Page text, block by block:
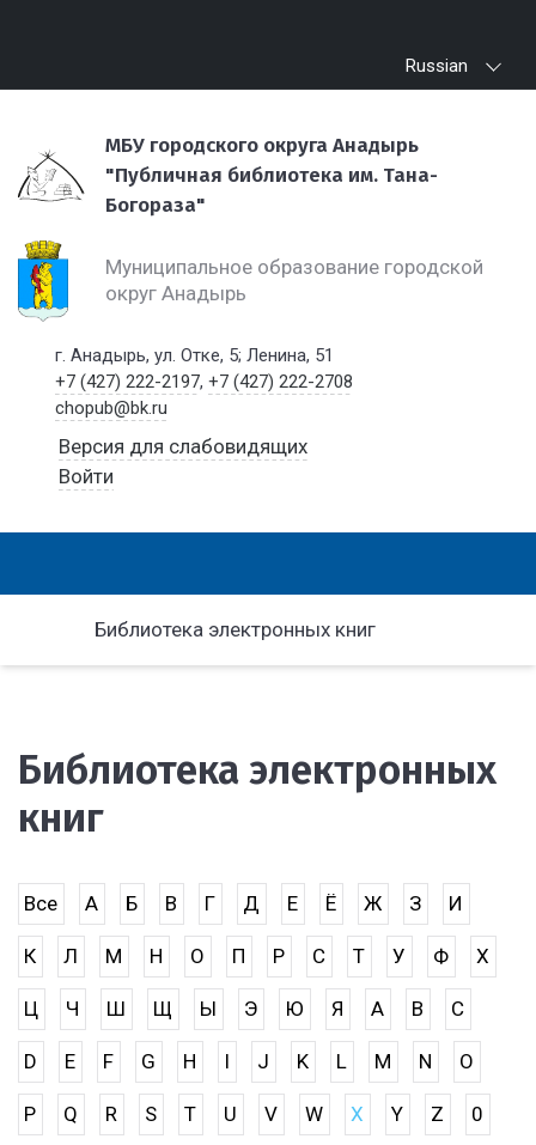
Russian
МБУ городского округа Анадырь
"Публичная библиотека им. Тана-
Богораза"
Муниципальное образование городской
округ Анадырь
г. Анадырь, ул. Отке, 5; Ленина, 51
+7 (427) 222-2197,+7 (427) 222-2708
chopub@bk.ru
Версия для слабовидящих
Войти
Библиотека электронных книг
Библиотека электронных
книг
Все А Б В Г Д Е Ё Ж З И
К Л М Н О П Р С Т У Ф Х
Ц Ч Ш Щ Ы Э Ю Я A B C
D E F G H I J K L M N O
P Q R S T U V W X Y Z 0